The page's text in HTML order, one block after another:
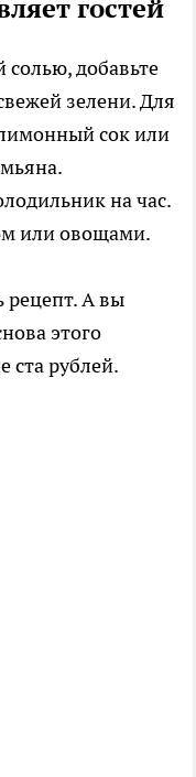
гостей
добавьте
зелени. Для
сок или
на час.
или овощами.
рецепт. А вы
этого
ста рублей.